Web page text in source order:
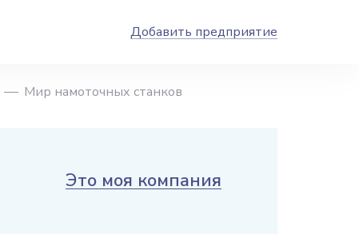
Добавить предприятие
Мир намоточных станков
Это моя компания